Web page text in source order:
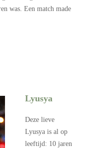
was. Een match made
Lyusya
Deze lieve
Lyusya is al op
leeftijd: 10 jaren